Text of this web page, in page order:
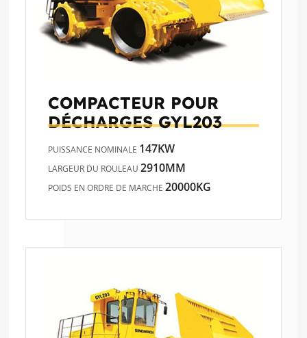
COMPACTEUR POUR
DÉCHARGESGYL203
PUISSANCE NOMINALE 147KW
LARGEUR DU ROULEAU2910MM
POIDS EN ORDRE DE MARCHE20000KG